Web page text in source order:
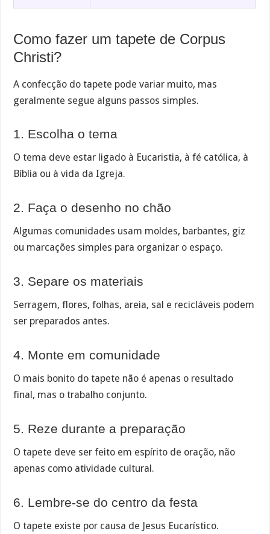
Como fazer um tapete de Corpus
Christi?
A confecção do tapete pode variar muito, mas
geralmente segue alguns passos simples.
1. Escolha o tema
O tema deve estar ligado à Eucaristia, à fé católica, à
Bíblia ou à vida da Igreja.
2. Faça o desenho no chão
Algumas comunidades usam moldes, barbantes, giz
ou marcações simples para organizar o espaço.
3. Separe os materiais
Serragem, flores, folhas, areia, sal e recicláveis podem
ser preparados antes.
4. Monte em comunidade
O mais bonito do tapete não é apenas o resultado
final, mas o trabalho conjunto.
5. Reze durante a preparação
O tapete deve ser feito em espírito de oração, não
apenas como atividade cultural.
6. Lembre-se do centro da festa
O tapete existe por causa de Jesus Eucarístico.